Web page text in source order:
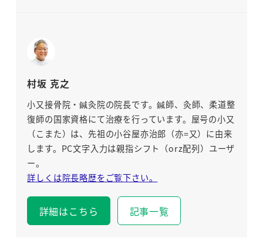
村坂 克之
小又接骨院・鍼灸院の院長です。鍼師、灸師、柔道整
復師の国家資格にて治療を行っています。屋号の小又
（こまた）は、先祖の小谷屋亦治郎（亦=又）に由来
します。PC文字入力は親指シフト（orz配列）ユーザ
ー。
詳しくは院長略歴をご覧下さい。
詳細はこちら 記事一覧